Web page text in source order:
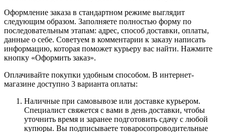
Оформление заказа в стандартном режиме выглядит
следующим образом. Заполняете полностью форму по
последовательным этапам: адрес, способ доставки, оплаты,
данные о себе. Советуем в комментарии к заказу написать
информацию, которая поможет курьеру вас найти. Нажмите
кнопку «Оформить заказ».
Оплачивайте покупки удобным способом. В интернет-
магазине доступно 3 варианта оплаты:
Наличные при самовывозе или доставке курьером.
Специалист свяжется с вами в день доставки, чтобы
уточнить время и заранее подготовить сдачу с любой
купюры. Вы подписываете товаросопроводительные